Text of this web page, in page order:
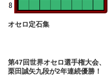
オセロ定石集
第47回世界オセロ選手権大会、
栗田誠矢九段が2年連続優勝！